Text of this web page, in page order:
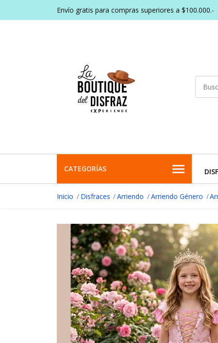
Envío gratis para compras superiores a $100.000.-
CATEGORÍAS
Inicio Disfraces Arriendo Arriendo Género